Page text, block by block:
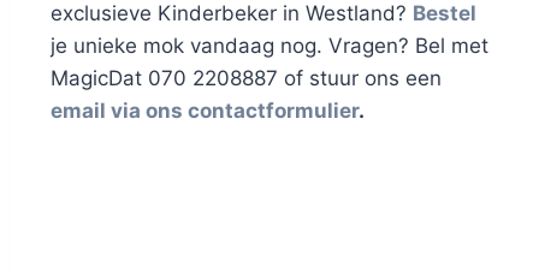
exclusieve Kinderbeker in Westland? Bestel
je unieke mok vandaag nog. Vragen? Bel met
MagicDat 070 2208887 of stuur ons een
email via ons contactformulier.